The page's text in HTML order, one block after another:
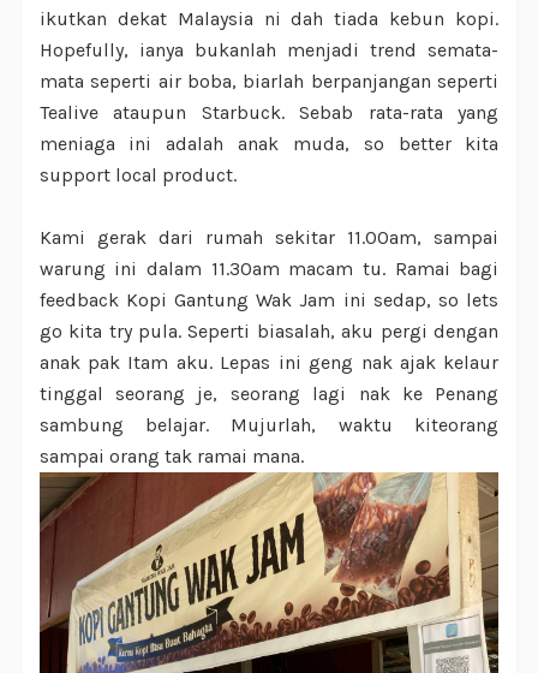
ikutkan dekat Malaysia ni dah tiada kebun kopi.
Hopefully, ianya bukanlah menjadi trend semata-
mata seperti air boba, biarlah berpanjangan seperti
Tealive ataupun Starbuck. Sebab rata-rata yang
meniaga ini adalah anak muda, so better kita
support local product.
Kami gerak dari rumah sekitar 11.00am, sampai
warung ini dalam 11.30am macam tu. Ramai bagi
feedback Kopi Gantung Wak Jam ini sedap, so lets
go kita try pula. Seperti biasalah, aku pergi dengan
anak pak Itam aku. Lepas ini geng nak ajak kelaur
tinggal seorang je, seorang lagi nak ke Penang
sambung belajar. Mujurlah, waktu kiteorang
sampai orang tak ramai mana.